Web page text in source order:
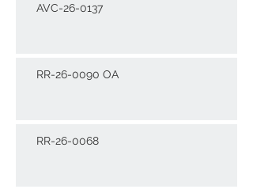
AVC-26-0137
RR-26-0090 OA
RR-26-0068